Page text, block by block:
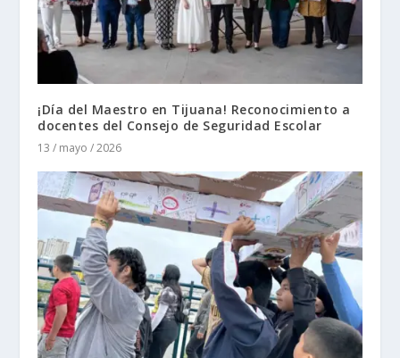
¡Día del Maestro en Tijuana! Reconocimiento a
docentes del Consejo de Seguridad Escolar
13 / mayo / 2026